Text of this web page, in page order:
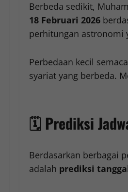
Berbeda sedikit,
18 Februari 2026
perhitungan astronomi
Perbedaan kecil
syariat yang berbeda.
🗓️ Prediksi
Berdasarkan berbagai
adalah prediksi